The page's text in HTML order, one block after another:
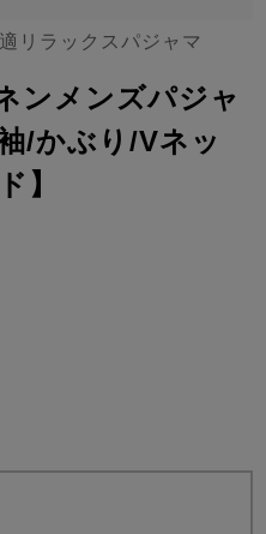
一覧はこちら
ガールズかぶ
ボーイズ長袖
リラックスパジャマ
ンメンズパジャ
/かぶり/Vネッ
】